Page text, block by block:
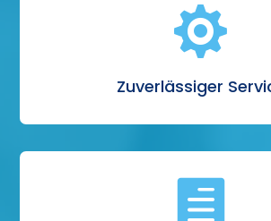

Zuverlässiger
